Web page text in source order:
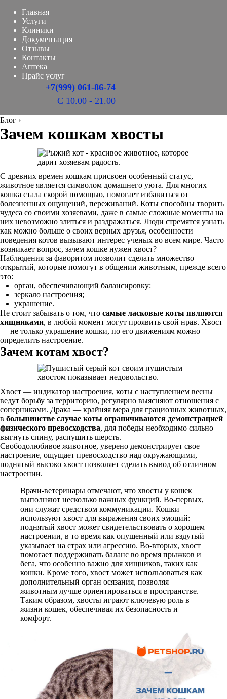
Главная
Услуги
Клиники
Документация
Отзывы
Контакты
Аптека
Прайс услуг
+7(999) 061-86-74
С 10.00 - 21.00
Блог ›
Зачем кошкам хвосты
С древних времен кошкам присвоен особенный статус,
животное является символом домашнего уюта. Для многих
кошка стала скорой помощью, помогает избавиться от
болезненных ощущений, переживаний. Коты способны творить
чудеса со своими хозяевами, даже в самые сложные моменты на
них невозможно злиться и раздражаться. Люди стремятся узнать
как можно больше о своих верных друзья, особенности
поведения котов вызывают интерес ученых во всем мире. Часто
возникает вопрос, зачем кошке нужен хвост?
Наблюдения за фаворитом позволит сделать множество
открытий, которые помогут в общении животным, прежде всего
это:
орган, обеспечивающий балансировку:
зеркало настроения;
украшение.
Не стоит забывать о том, что самые ласковые коты являются
хищниками, в любой момент могут проявить свой нрав. Хвост
— не только украшение кошки, по его движениям можно
определить настроение.
Зачем котам хвост?
Хвост — индикатор настроения, коты с наступлением весны
ведут борьбу за территорию, регулярно выясняют отношения с
соперниками. Драка — крайняя мера для грациозных животных,
в большинстве случае коты ограничиваются демонстрацией
физического превосходства, для победы необходимо сильно
выгнуть спину, распушить шерсть.
Свободолюбивое животное, уверено демонстрирует свое
настроение, ощущает превосходство над окружающими,
поднятый высоко хвост позволяет сделать вывод об отличном
настроении.
Врачи-ветеринары отмечают, что хвосты у кошек
выполняют несколько важных функций. Во-первых,
они служат средством коммуникации. Кошки
используют хвост для выражения своих эмоций:
поднятый хвост может свидетельствовать о хорошем
настроении, в то время как опущенный или вздутый
указывает на страх или агрессию. Во-вторых, хвост
помогает поддерживать баланс во время прыжков и
бега, что особенно важно для хищников, таких как
кошки. Кроме того, хвост может использоваться как
дополнительный орган осязания, позволяя
животным лучше ориентироваться в пространстве.
Таким образом, хвосты играют ключевую роль в
жизни кошек, обеспечивая их безопасность и
комфорт.